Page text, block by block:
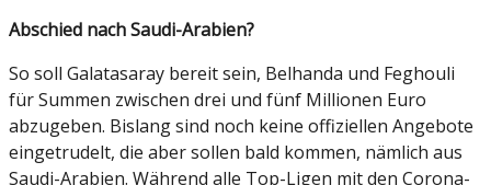
Abschied nach Saudi-Arabien?
So soll Galatasaray bereit sein, Belhanda und Feghouli
für Summen zwischen drei und fünf Millionen Euro
abzugeben. Bislang sind noch keine offiziellen Angebote
eingetrudelt, die aber sollen bald kommen, nämlich aus
Saudi-Arabien. Während alle Top-Ligen mit den Corona-